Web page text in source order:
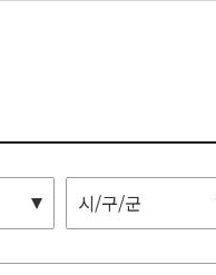
시/구/군